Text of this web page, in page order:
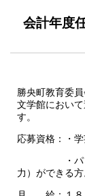
会計年度
勝央町教育委
文学館におい
す。
応募資格：・
・パソコン
力）ができる方